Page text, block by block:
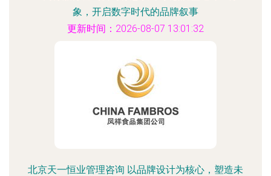
象，开启数字时代的品牌叙事
更新时间：2026-08-07 13:01:32
北京天一恒业管理咨询 以品牌设计为核心，塑造未